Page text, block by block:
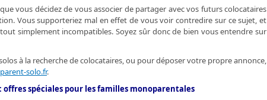
vous décidez de vous associer de partager avec vos futurs colocataires
Vous supporteriez mal en effet de vous voir contredire sur ce sujet, et
simplement incompatibles. Soyez sûr donc de bien vous entendre sur
à la recherche de colocataires, ou pour déposer votre propre annonce,
parent-solo.fr.
offres spéciales pour les familles monoparentales